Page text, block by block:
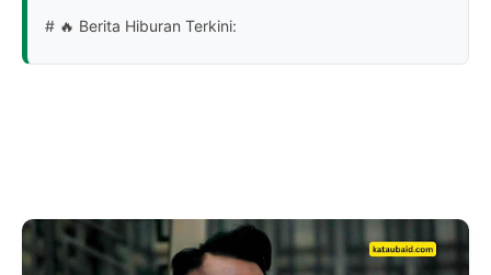
# 🔥 Berita Hiburan Terkini: